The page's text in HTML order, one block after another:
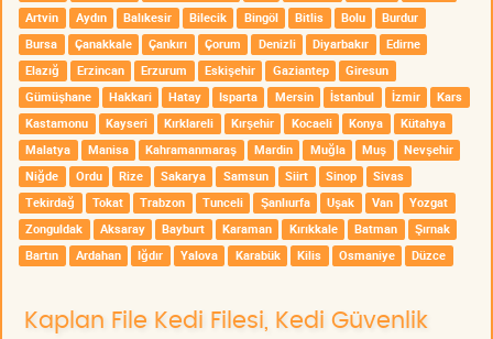
Artvin
Aydın Balıkesir Bilecik Bingöl Bitlis Bolu
Burdur
Bursa
Çanakkale Çankırı Çorum Denizli Diyarbakır
Edirne
Elazığ
Erzincan Erzurum Eskişehir Gaziantep
Giresun
Gümüşhane
Hakkari Hatay Isparta Mersin İstanbul İzmir
Kars
Kastamonu
Kayseri Kırklareli Kırşehir Kocaeli Konya
Kütahya
Malatya
Manisa Kahramanmaraş Mardin Muğla Muş
Nevşehir
Niğde
Ordu Rize Sakarya Samsun Siirt Sinop
Sivas
Tekirdağ
Tokat Trabzon Tunceli Şanlıurfa Uşak Van
Yozgat
Zonguldak
Aksaray Bayburt Karaman Kırıkkale Batman
Şırnak
Bartın
Ardahan Iğdır Yalova Karabük Kilis Osmaniye Düzce
Kaplan File Kedi Filesi, Kedi Güvenlik